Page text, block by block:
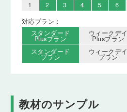
1
2 3 4 5 6
対応プラン：
スタンダード
Plusプラン
ウィークデイ
Plusプラン
スタンダード
プラン
ウィークデイ
プラン
教材のサンプル